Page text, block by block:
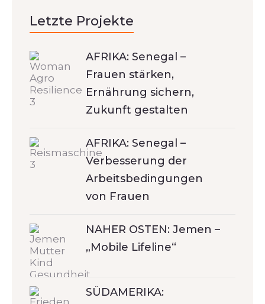
Letzte Projekte
AFRIKA: Senegal –
Frauen stärken,
Ernährung sichern,
Zukunft gestalten
AFRIKA: Senegal –
Verbesserung der
Arbeitsbedingungen
von Frauen
NAHER OSTEN: Jemen –
„Mobile Lifeline“
SÜDAMERIKA: